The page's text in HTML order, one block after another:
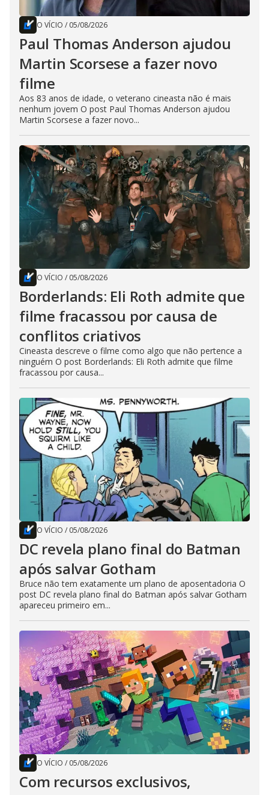
O VÍCIO / 05/08/2026
Paul Thomas Anderson ajudou
Martin Scorsese a fazer novo
filme
Aos 83 anos de idade, o veterano cineasta não é mais
nenhum jovem O post Paul Thomas Anderson ajudou
Martin Scorsese a fazer novo...
O VÍCIO / 05/08/2026
Borderlands: Eli Roth admite que
filme fracassou por causa de
conflitos criativos
Cineasta descreve o filme como algo que não pertence a
ninguém O post Borderlands: Eli Roth admite que filme
fracassou por causa...
O VÍCIO / 05/08/2026
DC revela plano final do Batman
após salvar Gotham
Bruce não tem exatamente um plano de aposentadoria O
post DC revela plano final do Batman após salvar Gotham
apareceu primeiro em...
O VÍCIO / 05/08/2026
Com recursos exclusivos,